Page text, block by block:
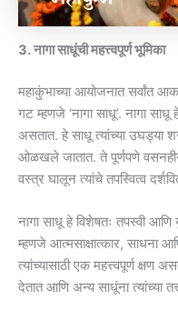
3. नागा साधूंची महत्त्वपूर्ण भूमिका
महाकुंभाच्या आयोजनात सर्वांत
गट म्हणजे ‘नागा साधू’. नागा साधू
असतात. हे साधू त्यांच्या उघड्या
ओळखले जातात. ते पूर्णपणे
वस्त्र घालून त्यांचे तपस्वित्व
नागा साधू हे विशेषतः तपस्वी
म्हणजे आत्मसाक्षात्कार, साधना
त्यांच्यासाठी एक महत्त्वपूर्ण क्षण
देतात आणि अन्य साधूंना त्यांच्या